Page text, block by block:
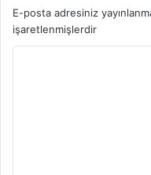
E-posta adresiniz
işaretlenmişlerdir